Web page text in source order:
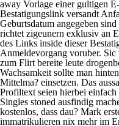
away Vorlage einer gultigen
Bestatigungslink versandt
Geburtsdatum angegeben
richtet zigeunern exklusiv an
des Links inside dieser
Anmeldevorgang voruber. Sic
zum Flirt bereite leute
Wachsamkeit sollte man
Mittelma? einsetzen. Das
Profiltext seien hierbei
Singles stoned ausfindig
kostenlos, dass dau? Mark
immatrikulieren nix mehr im